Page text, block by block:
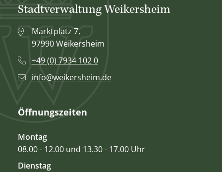
Stadtverwaltung Weikersheim
Marktplatz 7,
97990 Weikersheim
+49 (0) 7934 102 0
info@weikersheim.de
Öffnungszeiten
Montag
08.00 - 12.00 und 13.30 - 17.00 Uhr
Dienstag